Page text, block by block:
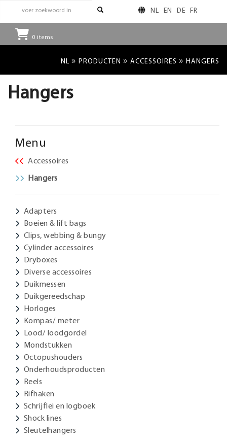
NL EN DE FR
0 items
NL » PRODUCTEN » ACCESSOIRES » HANGERS
Hangers
Menu
Accessoires
Hangers
Adapters
Boeien & lift bags
Clips, webbing & bungy
Cylinder accessoires
Dryboxes
Diverse accessoires
Duikmessen
Duikgereedschap
Horloges
Kompas/ meter
Lood/ loodgordel
Mondstukken
Octopushouders
Onderhoudsproducten
Reels
Rifhaken
Schrijflei en logboek
Shock lines
Sleutelhangers